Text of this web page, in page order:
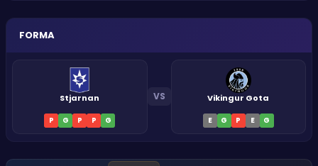
FORMA
Stjarnan
P G P P G
VS Vikingur Gota
E G P E G